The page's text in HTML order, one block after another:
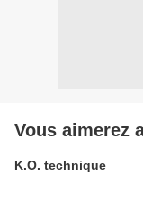
Vous aimerez
K.O. technique